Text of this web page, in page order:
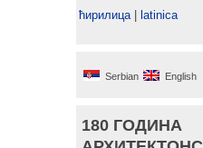
ћирилица| latinica
Serbian English
180 ГОДИНА